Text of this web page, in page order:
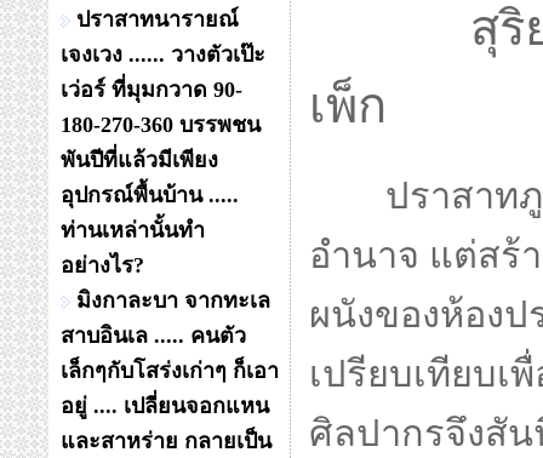
ปราสาทนารายณ์
เจงเวง ...... วางตัวเป๊ะ
เว่อร์ ที่มุมกวาด 90-
180-270-360 บรรพชน
พันปีที่แล้วมีเพียง
อุปกรณ์พื้นบ้าน .....
ท่านเหล่านั้นทำ
อย่างไร?
มิงกาละบา จากทะเล
สาบอินเล ..... คนตัว
เล็กๆกับโสร่งเก่าๆ ก็เอา
อยู่ .... เปลี่ยนจอกแหน
และสาหร่าย กลายเป็น
สุริ
เพ็ก
ปราสาท
อำนาจ แต่สร้
ผนังของห้องป
เปรียบเทียบ
ศิลปากรจึงสั